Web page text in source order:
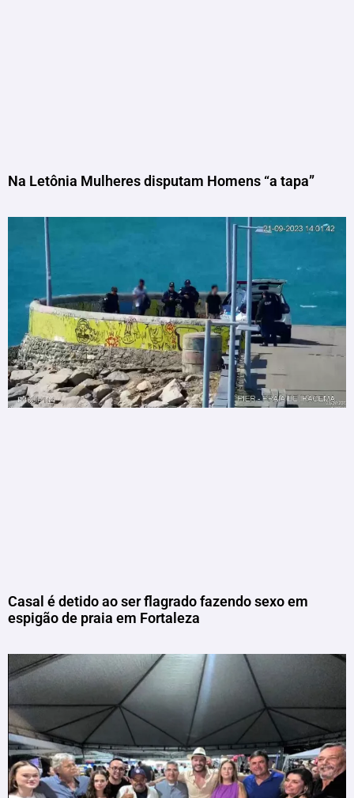
Na Letônia Mulheres disputam Homens “a tapa”
Casal é detido ao ser flagrado fazendo sexo em
espigão de praia em Fortaleza